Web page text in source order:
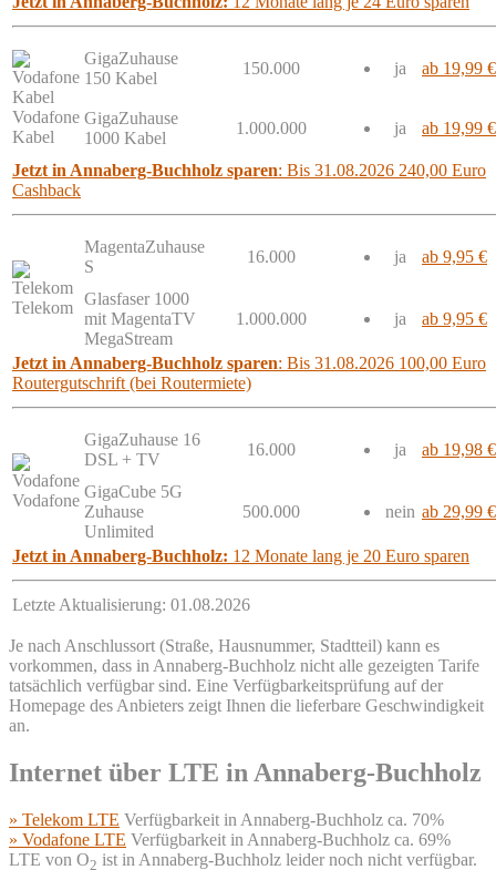
Vodafone
Kabel
GigaZuhause
150 Kabel
150.000 ja ab 19,99 €
GigaZuhause
1000 Kabel
1.000.000 ja ab 19,99 €
Jetzt in Annaberg-Buchholz sparen: Bis 31.08.2026 240,00 Euro
Cashback
Telekom
MagentaZuhause
S
16.000 ja ab 9,95 €
Glasfaser 1000
mit MagentaTV
MegaStream
1.000.000 ja ab 9,95 €
Jetzt in Annaberg-Buchholz sparen: Bis 31.08.2026 100,00 Euro
Routergutschrift (bei Routermiete)
Vodafone
GigaZuhause 16
DSL + TV
16.000 ja ab 19,98 €
GigaCube 5G
Zuhause
Unlimited
500.000 nein ab 29,99 €
Jetzt in Annaberg-Buchholz: 12 Monate lang je 20 Euro sparen
Letzte Aktualisierung: 01.08.2026
Je nach Anschlussort (Straße, Hausnummer, Stadtteil) kann es
vorkommen, dass in Annaberg-Buchholz nicht alle gezeigten Tarife
tatsächlich verfügbar sind. Eine Verfügbarkeitsprüfung auf der
Homepage des Anbieters zeigt Ihnen die lieferbare Geschwindigkeit
an.
Internet über LTE in Annaberg-Buchholz
» Telekom LTE Verfügbarkeit in Annaberg-Buchholz ca. 70%
» Vodafone LTE Verfügbarkeit in Annaberg-Buchholz ca. 69%
LTE von O2 ist in Annaberg-Buchholz leider noch nicht verfügbar.